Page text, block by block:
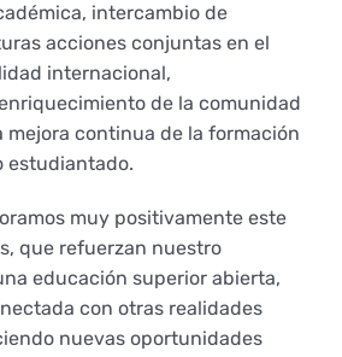
Mentor
deberes
intercambio de
acciones conjuntas en el
internacional,
de la comunidad
mejora continua de la formación
estudiantado.
muy positivamente este
que refuerzan nuestro
educación superior abierta,
con otras realidades
nuevas oportunidades